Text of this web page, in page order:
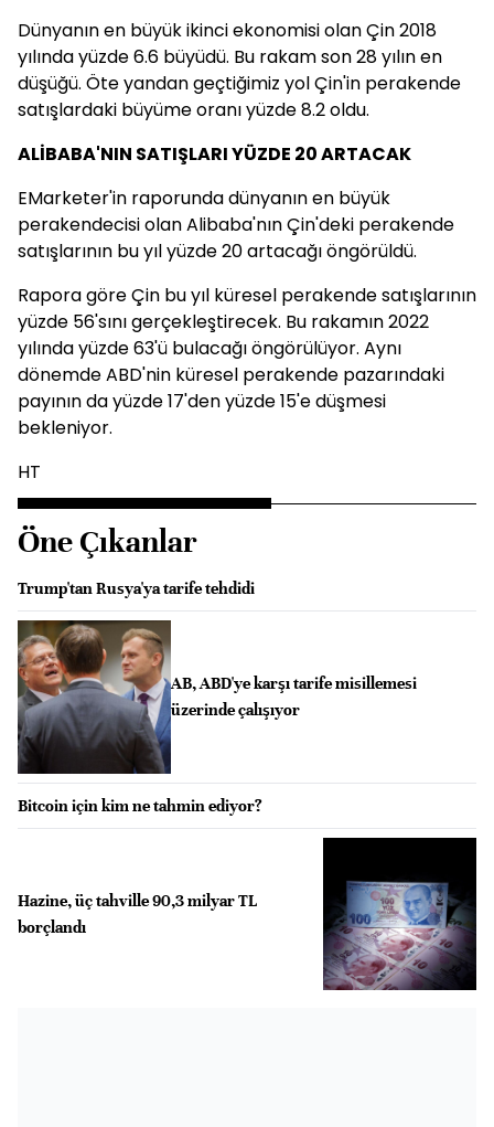
Dünyanın en büyük ikinci ekonomisi olan Çin 2018
yılında yüzde 6.6 büyüdü. Bu rakam son 28 yılın en
düşüğü. Öte yandan geçtiğimiz yol Çin'in perakende
satışlardaki büyüme oranı yüzde 8.2 oldu.
ALİBABA'NIN SATIŞLARI YÜZDE 20 ARTACAK
EMarketer'in raporunda dünyanın en büyük
perakendecisi olan Alibaba'nın Çin'deki perakende
satışlarının bu yıl yüzde 20 artacağı öngörüldü.
Rapora göre Çin bu yıl küresel perakende satışlarının
yüzde 56'sını gerçekleştirecek. Bu rakamın 2022
yılında yüzde 63'ü bulacağı öngörülüyor. Aynı
dönemde ABD'nin küresel perakende pazarındaki
payının da yüzde 17'den yüzde 15'e düşmesi
bekleniyor.
HT
Öne Çıkanlar
Trump'tan Rusya'ya tarife tehdidi
AB, ABD'ye karşı tarife misillemesi
üzerinde çalışıyor
Bitcoin için kim ne tahmin ediyor?
Hazine, üç tahville 90,3 milyar TL
borçlandı